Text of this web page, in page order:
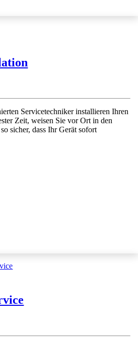
Servicetechniker installieren Ihren
Zeit, weisen Sie vor Ort in den
sicher, dass Ihr Gerät sofort